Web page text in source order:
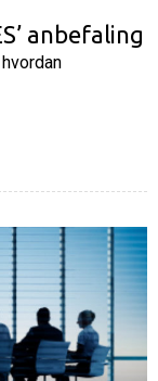
anbefaling